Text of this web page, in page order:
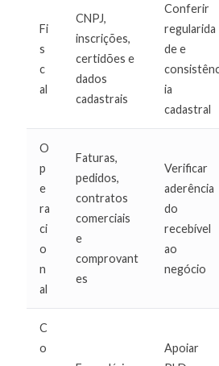
Fi
s
c
al
CNPJ,
inscrições,
certidões e
dados
cadastrais
Conferir
regularida
de e
ia
cadastral
O
p
e
ra
ci
o
n
al
Faturas,
pedidos,
contratos
comerciais
e
comprovant
es
Verificar
aderência
do
recebível
ao
negócio
C
o
Apoiar